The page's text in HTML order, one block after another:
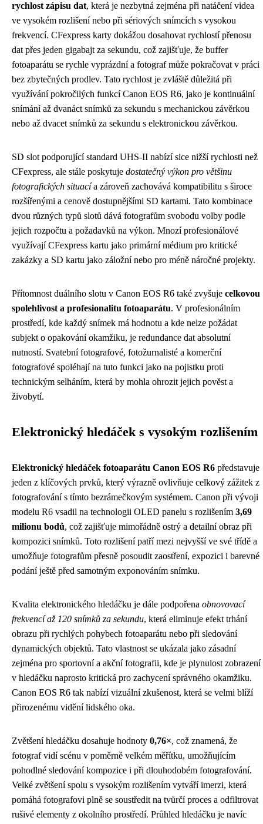
rychlost zápisu dat, která je nezbytná zejména při natáčení videa
ve vysokém rozlišení nebo při sériových snímcích s vysokou
frekvencí. CFexpress karty dokážou dosahovat rychlostí přenosu
dat přes jeden gigabajt za sekundu, což zajišťuje, že buffer
fotoaparátu se rychle vyprázdní a fotograf může pokračovat v práci
bez zbytečných prodlev. Tato rychlost je zvláště důležitá při
využívání pokročilých funkcí Canon EOS R6, jako je kontinuální
snímání až dvanáct snímků za sekundu s mechanickou závěrkou
nebo až dvacet snímků za sekundu s elektronickou závěrkou.
SD slot podporující standard UHS-II nabízí sice nižší rychlosti než
CFexpress, ale stále poskytuje dostatečný výkon pro většinu
fotografických situacía zároveň zachovává kompatibilitu s široce
rozšířenými a cenově dostupnějšími SD kartami. Tato kombinace
dvou různých typů slotů dává fotografům svobodu volby podle
jejich rozpočtu a požadavků na výkon. Mnozí profesionálové
využívají CFexpress kartu jako primární médium pro kritické
zakázky a SD kartu jako záložní nebo pro méně náročné projekty.
Přítomnost duálního slotu v Canon EOS R6 také zvyšuje celkovou
spolehlivost a profesionalitu fotoaparátu. V profesionálním
prostředí, kde každý snímek má hodnotu a kde nelze požádat
subjekt o opakování okamžiku, je redundance dat absolutní
nutností. Svatební fotografové, fotožurnalisté a komerční
fotografové spoléhají na tuto funkci jako na pojistku proti
technickým selháním, která by mohla ohrozit jejich pověst a
živobytí.
Elektronický hledáček s vysokým rozlišením
Elektronický hledáček fotoaparátu Canon EOS R6 představuje
jeden z klíčových prvků, který výrazně ovlivňuje celkový zážitek z
fotografování s tímto bezrámečkovým systémem. Canon při vývoji
modelu R6 vsadil na technologii OLED panelu s rozlišením 3,69
milionu bodů, což zajišťuje mimořádně ostrý a detailní obraz při
kompozici snímků. Toto rozlišení patří mezi nejvyšší ve své třídě a
umožňuje fotografům přesně posoudit zaostření, expozici i barevné
podání ještě před samotným exponováním snímku.
Kvalita elektronického hledáčku je dále podpořena obnovovací
frekvencí až 120 snímků za sekundu, která eliminuje efekt trhání
obrazu při rychlých pohybech fotoaparátu nebo při sledování
dynamických objektů. Tato vlastnost se ukázala jako zásadní
zejména pro sportovní a akční fotografii, kde je plynulost zobrazení
v hledáčku naprosto kritická pro zachycení správného okamžiku.
Canon EOS R6 tak nabízí vizuální zkušenost, která se velmi blíží
přirozenému vidění lidského oka.
Zvětšení hledáčku dosahuje hodnoty 0,76×, což znamená, že
fotograf vidí scénu v poměrně velkém měřítku, umožňujícím
pohodlné sledování kompozice i při dlouhodobém fotografování.
Velké zvětšení spolu s vysokým rozlišením vytváří imerzi, která
pomáhá fotografovi plně se soustředit na tvůrčí proces a odfiltrovat
rušivé elementy z okolního prostředí. Průhled hledáčku je navíc